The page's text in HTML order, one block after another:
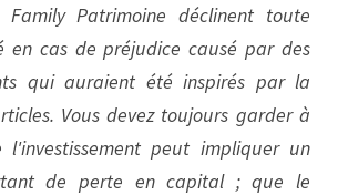
Patrimoine déclinent toute
en cas de préjudice causé par des
qui auraient été inspirés par la
Vous devez toujours garder à
peut impliquer un
de perte en capital ; que le